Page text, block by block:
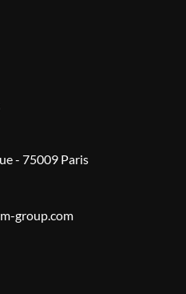
- 75009 Paris
group.com